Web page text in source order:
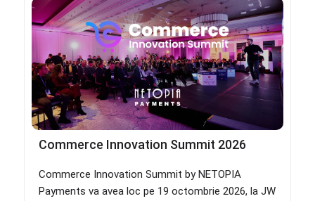
Commerce Innovation Summit 2026
Commerce Innovation Summit by NETOPIA
Payments va avea loc pe 19 octombrie 2026, la JW